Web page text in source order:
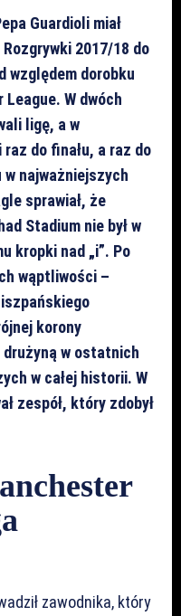
Guardioli miał
2017/18 do
względem dorobku
W dwóch
ligę, a w
do finału, a raz do
w najważniejszych
sprawiał, że
Stadium nie był w
kropki nad „i”. Po
wąptliwości –
korony
w ostatnich
w całej historii. W
zespół, który zdobył
zawodnika, który